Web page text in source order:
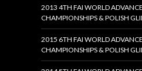
2013 4TH FAI WORLD
CHAMPIONSHIPS & POLISH
2015 6TH FAI WORLD
CHAMPIONSHIPS & POLISH